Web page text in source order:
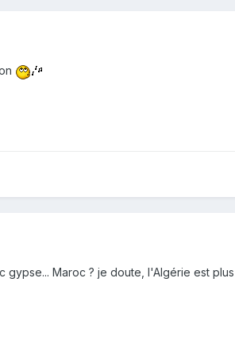
Maroc ? je doute, l'Algérie est